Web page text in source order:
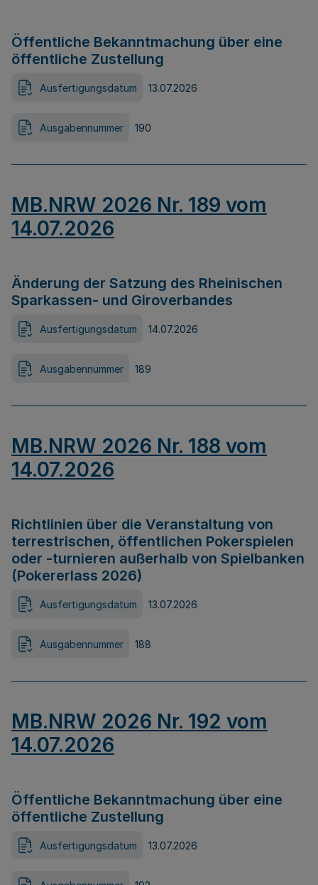
Öffentliche Bekanntmachung über eine
öffentliche Zustellung
Ausfertigungsdatum 13.07.2026
Ausgabennummer 190
MB.NRW 2026 Nr. 189 vom
14.07.2026
Änderung der Satzung des Rheinischen
Sparkassen- und Giroverbandes
Ausfertigungsdatum 14.07.2026
Ausgabennummer 189
MB.NRW 2026 Nr. 188 vom
14.07.2026
Richtlinien über die Veranstaltung von
terrestrischen, öffentlichen Pokerspielen
oder -turnieren außerhalb von Spielbanken
(Pokererlass 2026)
Ausfertigungsdatum 13.07.2026
Ausgabennummer 188
MB.NRW 2026 Nr. 192 vom
14.07.2026
Öffentliche Bekanntmachung über eine
öffentliche Zustellung
Ausfertigungsdatum 13.07.2026